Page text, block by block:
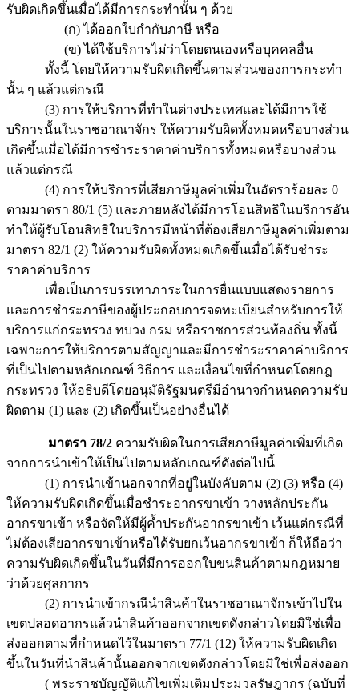
รับผิดเกิดขึ้นเมื่อได้มีการกระทำนั้น ๆ ด้วย
(ก) ได้ออกใบกำกับภาษี หรือ
(ข) ได้ใช้บริการไม่ว่าโดยตนเองหรือบุคคลอื่น
ทั้งนี้ โดยให้ความรับผิดเกิดขึ้นตามส่วนของการกระทำ
นั้น ๆ แล้วแต่กรณี
(3) การให้บริการที่ทำในต่างประเทศและได้มีการใช้
บริการนั้นในราชอาณาจักร ให้ความรับผิดทั้งหมดหรือบางส่วน
เกิดขึ้นเมื่อได้มีการชำระราคาค่าบริการทั้งหมดหรือบางส่วน
แล้วแต่กรณี
(4) การให้บริการที่เสียภาษีมูลค่าเพิ่มในอัตราร้อยละ 0
ตามมาตรา 80/1 (5) และภายหลังได้มีการโอนสิทธิในบริการอัน
ทำให้ผู้รับโอนสิทธิในบริการมีหน้าที่ต้องเสียภาษีมูลค่าเพิ่มตาม
มาตรา 82/1 (2) ให้ความรับผิดทั้งหมดเกิดขึ้นเมื่อได้รับชำระ
ราคาค่าบริการ
เพื่อเป็นการบรรเทาภาระในการยื่นแบบแสดงรายการ
และการชำระภาษีของผู้ประกอบการจดทะเบียนสำหรับการให้
บริการแก่กระทรวง ทบวง กรม หรือราชการส่วนท้องถิ่น ทั้งนี้
เฉพาะการให้บริการตามสัญญาและมีการชำระราคาค่าบริการ
ที่เป็นไปตามหลักเกณฑ์ วิธีการ และเงื่อนไขที่กำหนดโดยกฎ
กระทรวง ให้อธิบดีโดยอนุมัติรัฐมนตรีมีอำนาจกำหนดความรับ
ผิดตาม (1) และ (2) เกิดขึ้นเป็นอย่างอื่นได้
มาตรา 78/2 ความรับผิดในการเสียภาษีมูลค่าเพิ่มที่เกิด
จากการนำเข้าให้เป็นไปตามหลักเกณฑ์ดังต่อไปนี้
(1) การนำเข้านอกจากที่อยู่ในบังคับตาม (2) (3) หรือ (4)
ให้ความรับผิดเกิดขึ้นเมื่อชำระอากรขาเข้า วางหลักประกัน
อากรขาเข้า หรือจัดให้มีผู้ค้ำประกันอากรขาเข้า เว้นแต่กรณีที่
ไม่ต้องเสียอากรขาเข้าหรือได้รับยกเว้นอากรขาเข้า ก็ให้ถือว่า
ความรับผิดเกิดขึ้นในวันที่มีการออกใบขนสินค้าตามกฎหมาย
ว่าด้วยศุลกากร
(2) การนำเข้ากรณีนำสินค้าในราชอาณาจักรเข้าไปใน
เขตปลอดอากรแล้วนำสินค้าออกจากเขตดังกล่าวโดยมิใช่เพื่อ
ส่งออกตามที่กำหนดไว้ในมาตรา 77/1 (12) ให้ความรับผิดเกิด
ขึ้นในวันที่นำสินค้านั้นออกจากเขตดังกล่าวโดยมิใช่เพื่อส่งออก
( พระราชบัญญัติแก้ไขเพิ่มเติมประมวลรัษฎากร (ฉบับที่